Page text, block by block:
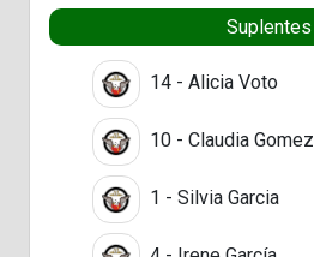
Suplentes
14 - Alicia Voto
10 - Claudia Gomez
1 - Silvia Garcia